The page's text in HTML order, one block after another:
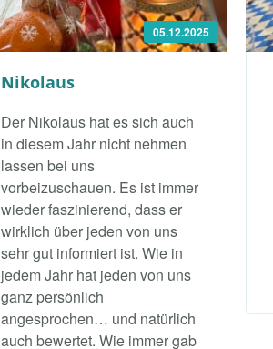
05.12.2025
Nikolaus
Der Nikolaus hat es sich auch
in diesem Jahr nicht nehmen
lassen bei uns
vorbeizuschauen. Es ist immer
wieder faszinierend, dass er
wirklich über jeden von uns
sehr gut informiert ist. Wie in
jedem Jahr hat jeden von uns
ganz persönlich
angesprochen… und natürlich
auch bewertet. Wie immer gab